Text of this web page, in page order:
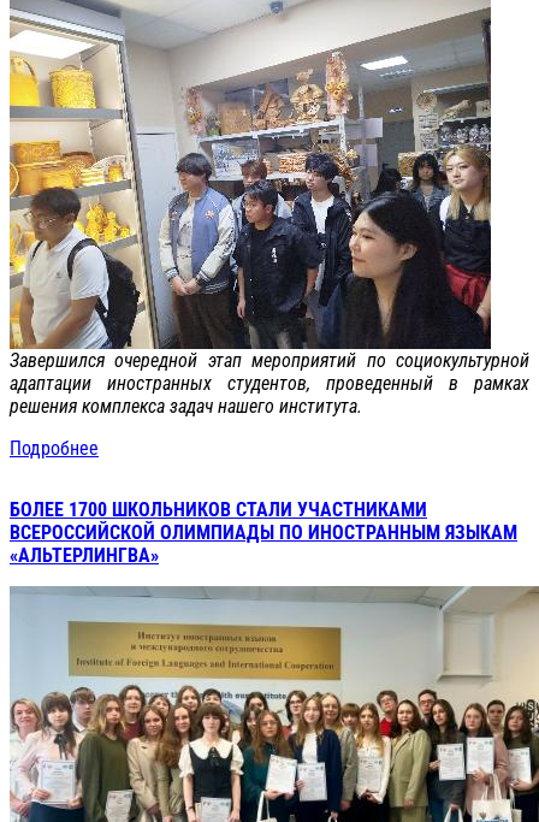
Завершился очередной этап мероприятий по социокультурной
адаптации иностранных студентов, проведенный в рамках
решения комплекса задач нашего института.
Подробнее
БОЛЕЕ 1700 ШКОЛЬНИКОВ СТАЛИ УЧАСТНИКАМИ
ВСЕРОССИЙСКОЙ ОЛИМПИАДЫ ПО ИНОСТРАННЫМ ЯЗЫКАМ
«АЛЬТЕРЛИНГВА»